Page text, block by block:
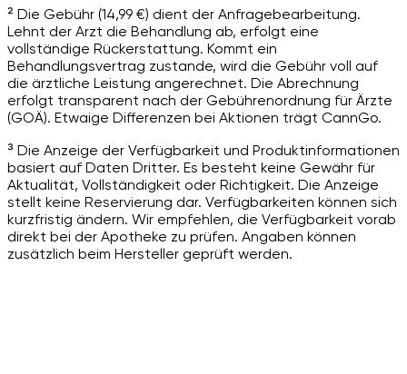
² Die Gebühr (14,99 €) dient der Anfragebearbeitung.
Lehnt der Arzt die Behandlung ab, erfolgt eine
vollständige Rückerstattung. Kommt ein
Behandlungsvertrag zustande, wird die Gebühr voll auf
die ärztliche Leistung angerechnet. Die Abrechnung
erfolgt transparent nach der Gebührenordnung für Ärzte
(GOÄ). Etwaige Differenzen bei Aktionen trägt CannGo.
³ Die Anzeige der Verfügbarkeit und Produktinformationen
basiert auf Daten Dritter. Es besteht keine Gewähr für
Aktualität, Vollständigkeit oder Richtigkeit. Die Anzeige
stellt keine Reservierung dar. Verfügbarkeiten können sich
kurzfristig ändern. Wir empfehlen, die Verfügbarkeit vorab
direkt bei der Apotheke zu prüfen. Angaben können
zusätzlich beim Hersteller geprüft werden.